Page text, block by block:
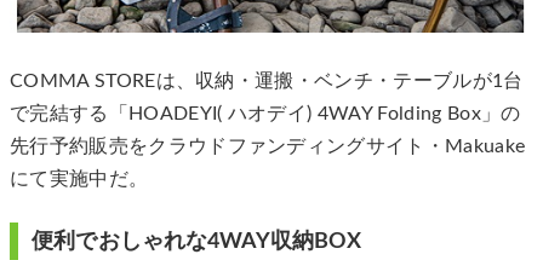
COMMA STOREは、収納・運搬・ベンチ・テーブルが1台
で完結する「HOADEYI( ハオデイ) 4WAY Folding Box」の
先行予約販売をクラウドファンディングサイト・Makuake
にて実施中だ。
便利でおしゃれな4WAY収納BOX